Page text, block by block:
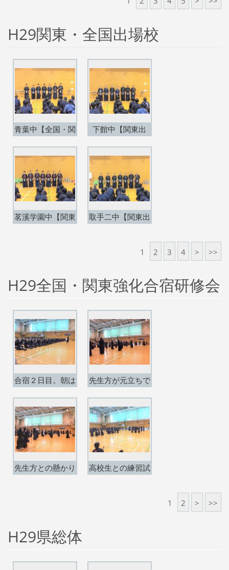
H29関東・全国出場校
青葉中【全国・関
下館中【関東出
茗溪学園中【関東
取手二中【関東出
1 2 3 4 > >>
H29全国・関東強化合宿研修会
合宿２日目。朝は
グアップ。
先生方が元立ちで
先生方との懸かり
高校生との練習試
1 2 > >>
H29県総体